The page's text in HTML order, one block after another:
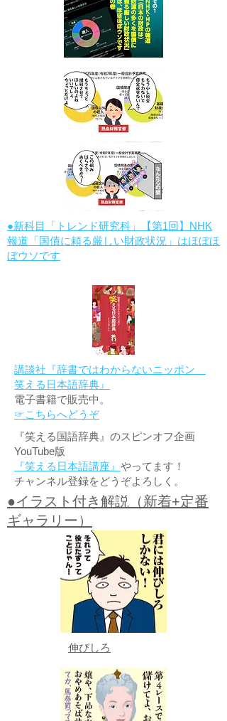
●新科目「トレンド研究科」【第1回】NHK
報道「国債に頼る厳しい財政状況」はほぼほ
ぼウソです
講談社『辞書ではわからないニッポン
笑える日本語辞典』
電子書籍で販売中。
☞こちらへどうぞ
『笑える国語辞典』のスピンオフ企画
YouTube版
『笑える日本語講座』 やってます！
チャンネル登録をどうぞよろしく。
●イラスト付き解説（新着+定番
ギャラリー）
伸びしろ